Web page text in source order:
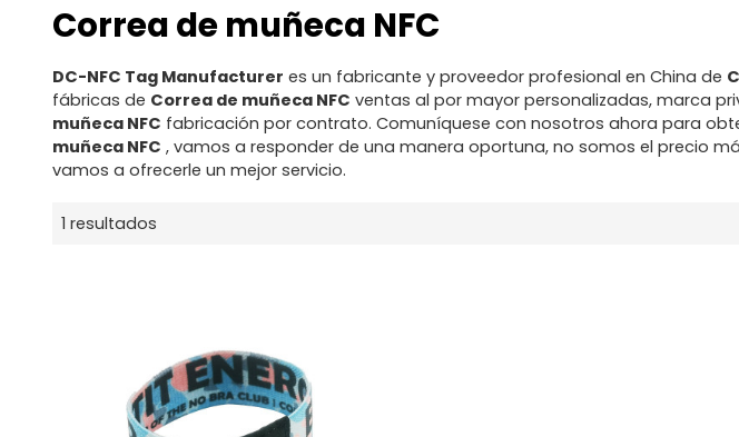
Correa de muñeca NFC
DC-NFC Tag Manufacturer es un fabricante y proveedor profesional en China de
fábricas de Correa de muñeca NFC ventas al por mayor personalizadas, marca
muñeca NFC fabricación por contrato. Comuníquese con nosotros ahora para
muñeca NFC , vamos a responder de una manera oportuna, no somos el precio
vamos a ofrecerle un mejor servicio.
1 resultados